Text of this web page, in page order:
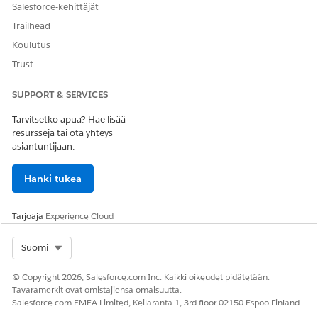
Salesforce-kehittäjät
Trailhead
Koulutus
Trust
SUPPORT & SERVICES
Tarvitsetko apua? Hae lisää
resursseja tai ota yhteys
asiantuntijaan.
Hanki tukea
Tarjoaja Experience Cloud
Suomi
© Copyright 2026, Salesforce.com Inc. Kaikki oikeudet pidätetään.
Tavaramerkit ovat omistajiensa omaisuutta.
Salesforce.com EMEA Limited, Keilaranta 1, 3rd floor 02150 Espoo Finland